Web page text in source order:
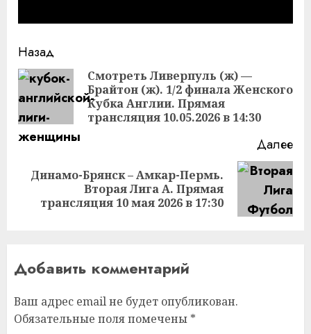
Продолжить
чтение
Назад
Смотреть Ливерпуль (ж) —
Брайтон (ж). 1/2 финала Женского
Кубка Англии. Прямая
трансляция 10.05.2026 в 14:30
Далее
Следующая
запись:
Динамо-Брянск – Амкар-Пермь.
Вторая Лига А. Прямая
трансляция 10 мая 2026 в 17:30
Добавить комментарий
Ваш адрес email не будет опубликован.
Обязательные поля помечены *